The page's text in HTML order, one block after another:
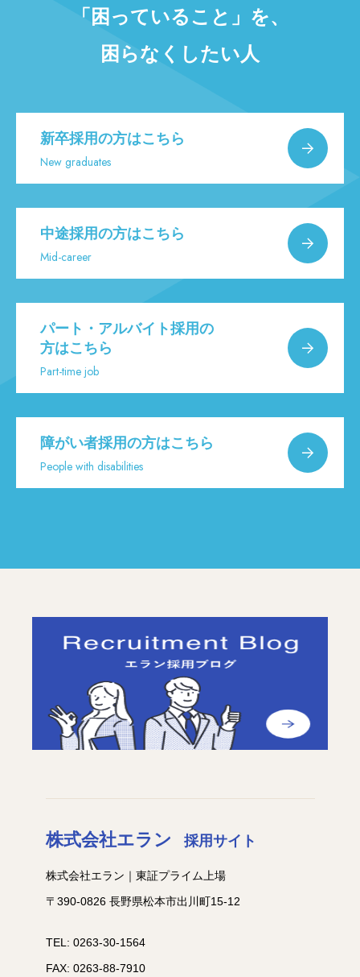
「困っていること」を、
困らなくしたい人
新卒採用の方はこちら
New graduates
中途採用の方はこちら
Mid-career
パート・アルバイト採用の
方はこちら
Part-time job
障がい者採用の方はこちら
People with disabilities
株式会社エラン 採用サイト
株式会社エラン｜東証プライム上場
〒390-0826 長野県松本市出川町15-12
TEL: 0263-30-1564
FAX: 0263-88-7910